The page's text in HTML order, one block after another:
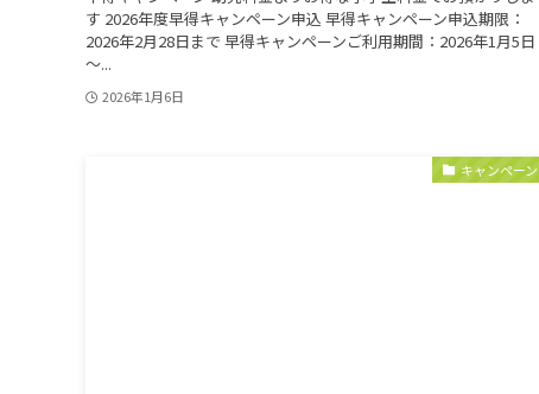
す 2026年度早得キャンペーン申込 早得キャンペーン申込期限：
2026年2月28日まで 早得キャンペーンご利用期間：2026年1月5日
～...
2026年1月6日
キャンペーン